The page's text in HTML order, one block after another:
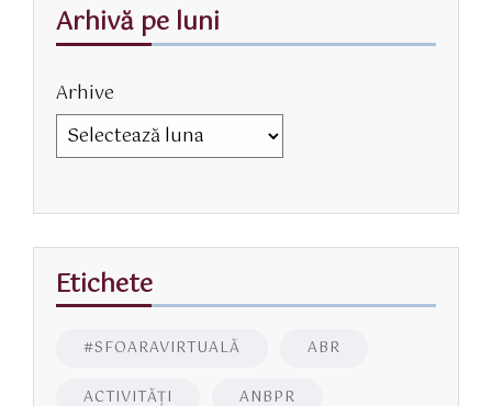
Arhivă pe luni
Arhive
Etichete
#SFOARAVIRTUALĂ ABR
ACTIVITĂŢI ANBPR